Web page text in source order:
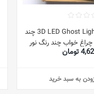
3D LED Ghost Light Lemonbest LED چند
خواب چند رنگ نور
تومان
به سبد خرید